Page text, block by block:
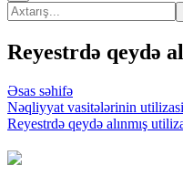
Reyestrdə qeydə
Əsas səhifə
Nəqliyyat vasitələrinin
Reyestrdə qeydə alınmış